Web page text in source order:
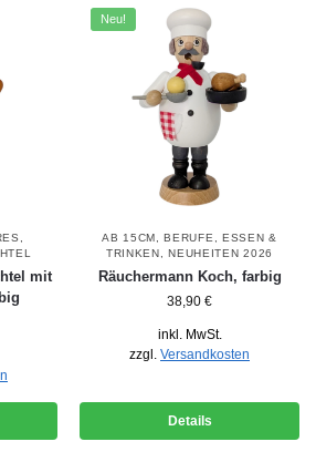
mit
Neu!
AB 15CM ,BERUFE
ESSEN &
TRINKEN ,NEUHEITEN 2026
Räuchermann Koch, farbig
38,90 €
inkl. MwSt.
zzgl. Versandkosten
Details